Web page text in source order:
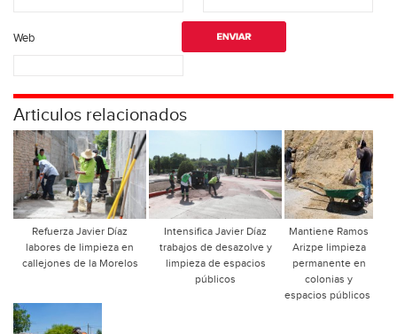
Web
Articulos relacionados
Refuerza Javier Díaz
labores de limpieza en
callejones de la Morelos
Intensifica Javier Díaz
trabajos de desazolve y
limpieza de espacios
públicos
Mantiene Ramos
Arizpe limpieza
permanente en
colonias y
espacios públicos